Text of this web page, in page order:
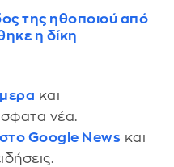
της ηθοποιού από
η δίκη
και
νέα.
Google News και